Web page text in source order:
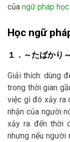
của ngữ pháp
Học ngữ
１．～たばか
Giải thích: dùng
trong thời gian
việc gì đó xảy ra
nhận của người
xảy ra đến thời
nhưng nếu người